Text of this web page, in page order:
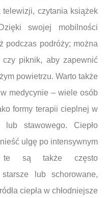
czytania książek
swojej mobilności
podczas podróży; można
piknik, aby zapewnić
powietrzu. Warto także
medycynie – wiele osób
formy terapii cieplnej w
lub stawowego. Ciepło
ulgę po intensywnym
te są także często
lub schorowane,
ciepła w chłodniejsze